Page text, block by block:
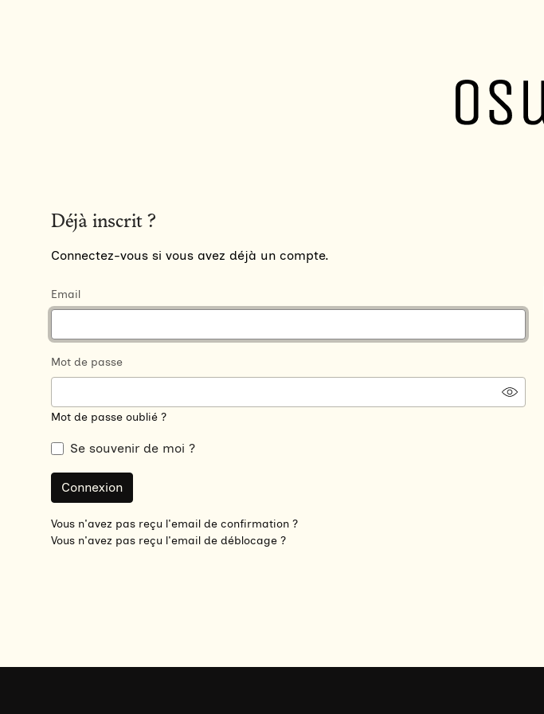
Déjà inscrit ?
Connectez-vous si vous avez déjà un compte.
Email
Mot de passe
Mot de passe oublié ?
Se souvenir de moi ?
Vous n'avez pas reçu l'email de confirmation ?
Vous n'avez pas reçu l'email de déblocage ?